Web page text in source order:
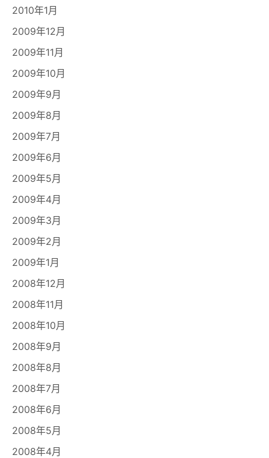
2010年1月
2009年12月
2009年11月
2009年10月
2009年9月
2009年8月
2009年7月
2009年6月
2009年5月
2009年4月
2009年3月
2009年2月
2009年1月
2008年12月
2008年11月
2008年10月
2008年9月
2008年8月
2008年7月
2008年6月
2008年5月
2008年4月